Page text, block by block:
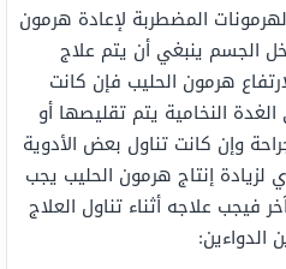
المضطربة لإعادة هرمون
الجسم ينبغي أن يتم علاج
هرمون الحليب فإن كانت
النخامية يتم تقليصها أو
وإن كانت تناول بعض الأدوية
لزيادة إنتاج هرمون الحليب يجب
فيجب علاجه أثناء تناول العلاج